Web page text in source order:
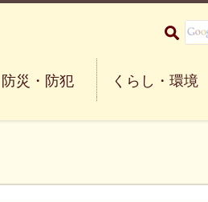
大阪府箕面市 Minoh City
防災・防犯 くらし・環境